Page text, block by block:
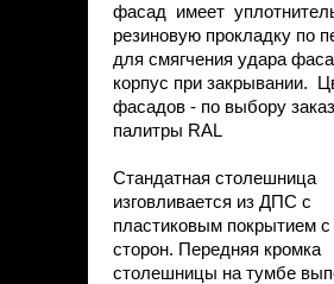
фасад имеет
резиновую прокладку по
для смягчения удара
корпус при закрывании.
фасадов - по выбору
палитры RAL
Стандатная столешница
изговливается из ДПС с
пластиковым покрытием с
сторон. Передняя кромка
столешницы на тумбе